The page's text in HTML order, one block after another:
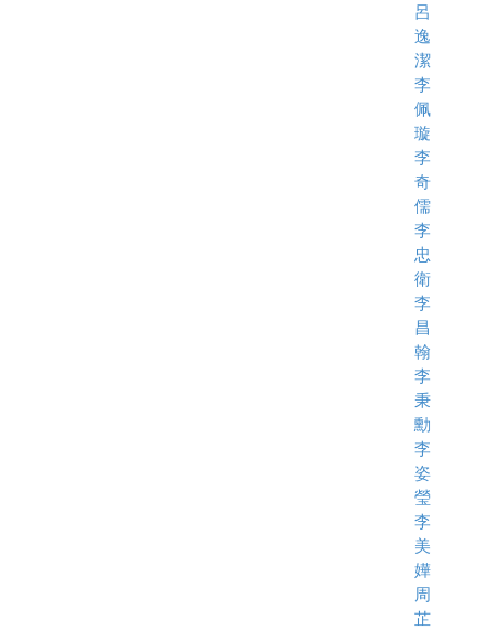
呂
逸
潔
李
佩
璇
李
奇
儒
李
忠
衛
李
昌
翰
李
秉
勳
李
姿
瑩
李
美
嬅
周
芷